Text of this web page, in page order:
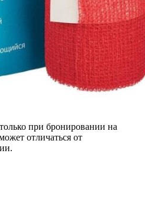
при бронировании на
отличаться от